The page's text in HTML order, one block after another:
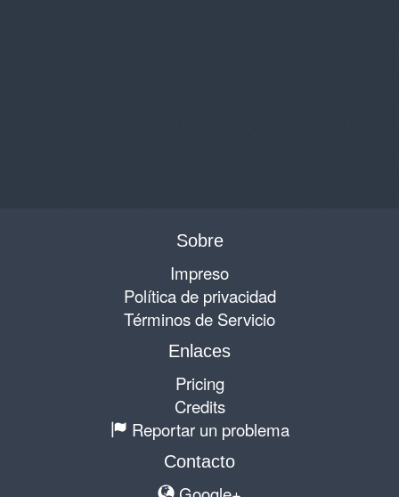
Sobre
Impreso
Política de privacidad
Términos de Servicio
Enlaces
Pricing
Credits
Reportar un problema
Contacto